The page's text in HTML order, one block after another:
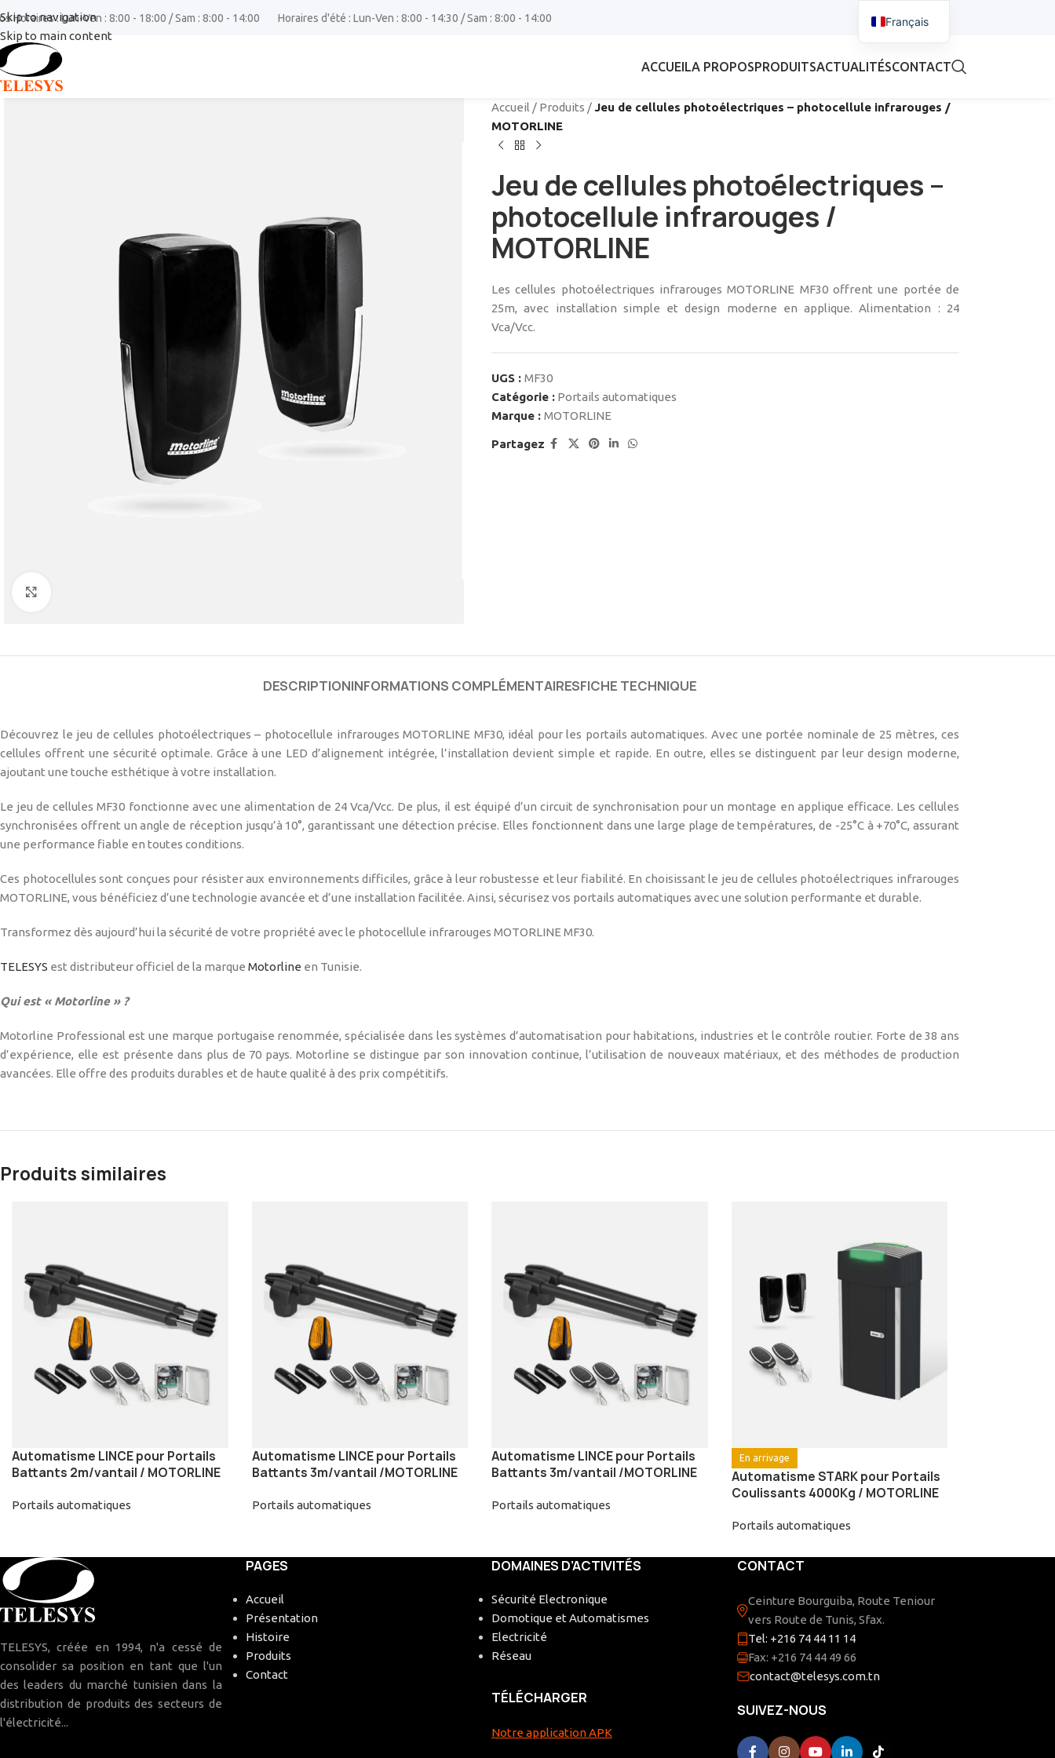
Skip to navigation
Skip to main content
Horaires : Lun-Ven : 8:00 - 18:00 / Sam : 8:00 - 14:00 Horaires d'été : Lun-Ven : 8:00 - 14:30 / Sam : 8:00 - 14:00
ACCUEILA PROPOSPRODUITSACTUALITÉSCONTACT
Accueil / Produits / Jeu de cellules photoélectriques – photocellule infrarouges /
MOTORLINE
Jeu de cellules photoélectriques –
photocellule infrarouges /
MOTORLINE
Les cellules photoélectriques infrarouges MOTORLINE MF30 offrent une portée de
25m, avec installation simple et design moderne en applique. Alimentation : 24
Vca/Vcc.
UGS : MF30
Catégorie : Portails automatiques
Marque : MOTORLINE
Partagez
DESCRIPTIONINFORMATIONS COMPLÉMENTAIRESFICHE TECHNIQUE
Découvrez le jeu de cellules photoélectriques – photocellule infrarouges MOTORLINE MF30, idéal pour les portails automatiques. Avec une portée nominale de 25 mètres, ces
cellules offrent une sécurité optimale. Grâce à une LED d’alignement intégrée, l’installation devient simple et rapide. En outre, elles se distinguent par leur design moderne,
ajoutant une touche esthétique à votre installation.
Le jeu de cellules MF30 fonctionne avec une alimentation de 24 Vca/Vcc. De plus, il est équipé d’un circuit de synchronisation pour un montage en applique efficace. Les cellules
synchronisées offrent un angle de réception jusqu’à 10°, garantissant une détection précise. Elles fonctionnent dans une large plage de températures, de -25°C à +70°C, assurant
une performance fiable en toutes conditions.
Ces photocellules sont conçues pour résister aux environnements difficiles, grâce à leur robustesse et leur fiabilité. En choisissant le jeu de cellules photoélectriques infrarouges
MOTORLINE, vous bénéficiez d’une technologie avancée et d’une installation facilitée. Ainsi, sécurisez vos portails automatiques avec une solution performante et durable.
Transformez dès aujourd’hui la sécurité de votre propriété avec le photocellule infrarouges MOTORLINE MF30.
TELESYS est distributeur officiel de la marque Motorline en Tunisie.
Qui est « Motorline » ?
Motorline Professional est une marque portugaise renommée, spécialisée dans les systèmes d’automatisation pour habitations, industries et le contrôle routier. Forte de 38 ans
d’expérience, elle est présente dans plus de 70 pays. Motorline se distingue par son innovation continue, l’utilisation de nouveaux matériaux, et des méthodes de production
avancées. Elle offre des produits durables et de haute qualité à des prix compétitifs.
Produits similaires
Automatisme LINCE pour Portails
Battants 2m/vantail / MOTORLINE
Portails automatiques
Automatisme LINCE pour Portails
Battants 3m/vantail /MOTORLINE
Portails automatiques
Automatisme LINCE pour Portails
Battants 3m/vantail /MOTORLINE
Portails automatiques
En arrivage
Automatisme STARK pour Portails
Coulissants 4000Kg / MOTORLINE
Portails automatiques
TELESYS, créée en 1994, n'a cessé de
consolider sa position en tant que l'un
des leaders du marché tunisien dans la
distribution de produits des secteurs de
l'électricité...
PAGES
Accueil
Présentation
Histoire
Produits
Contact
DOMAINES D’ACTIVITÉS
Sécurité Electronique
Domotique et Automatismes
Electricité
Réseau
TÉLÉCHARGER
Notre application APK
CONTACT
Ceinture Bourguiba, Route Teniour
vers Route de Tunis, Sfax.
Tel: +216 74 44 11 14
Fax: +216 74 44 49 66
contact@telesys.com.tn
SUIVEZ-NOUS
Français